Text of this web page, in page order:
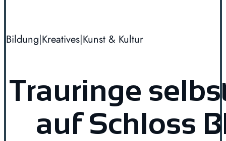
Bildung|Kreatives|Kunst & Kultur
Trauringe
auf Schloss